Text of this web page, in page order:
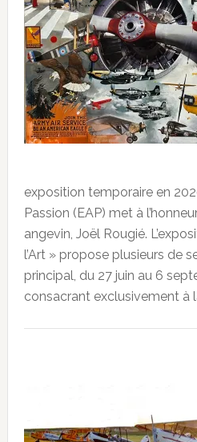
exposition temporaire en
Passion (EAP) met à
angevin, Joël Rougié.
l’Art » propose plusieurs de
principal, du 27 juin au 6
consacrant exclusivement à